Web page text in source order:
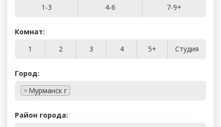
1-3
4-6 7-9+
Комнат:
1
2 3 4 5+ Студия
Город:
× Мурманск г
Район города: